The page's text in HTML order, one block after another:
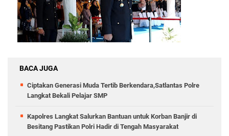
BACA JUGA
Ciptakan Generasi Muda Tertib Berkendara,Satlantas Polre
Langkat Bekali Pelajar SMP
Kapolres Langkat Salurkan Bantuan untuk Korban Banjir di
Besitang Pastikan Polri Hadir di Tengah Masyarakat